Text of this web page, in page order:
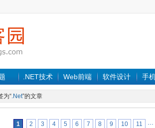
.NET技术 Web前端 软件设计 手
为“.Net”的文章
1 2 3 4 5 6 7 8 9 10 11 ···